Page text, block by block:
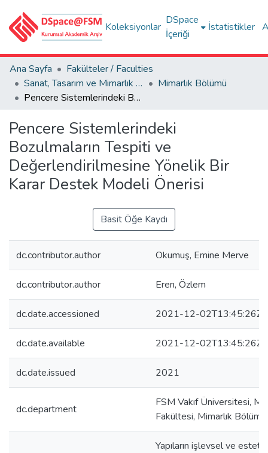
Koleksiyonlar
DSpace
İçeriği
İstatistikler
Ana Sayfa
Fakülteler / Faculties
Sanat, Tasarım ve Mimarlık Fakültesi / Faculty of Arts, Design and Architecture
Mimarlık Bölümü
Pencere Sistemlerindeki Bozulmaların Tespiti ve Değerlendirilmesine Yönelik Bir Karar Destek Modeli Önerisi
Pencere Sistemlerindeki
Bozulmaların Tespiti ve
Değerlendirilmesine Yönelik Bir
Karar Destek Modeli Önerisi
Basit Öğe Kaydı
dc.contributor.author Okumuş, Emine Merve
dc.contributor.author Eren, Özlem
dc.date.accessioned 2021-12-02T13:45:26Z
dc.date.available 2021-12-02T13:45:26Z
dc.date.issued 2021
dc.department
FSM Vakıf Üniversitesi,
Fakültesi, Mimarlık Bölümü
Yapıların işlevsel ve